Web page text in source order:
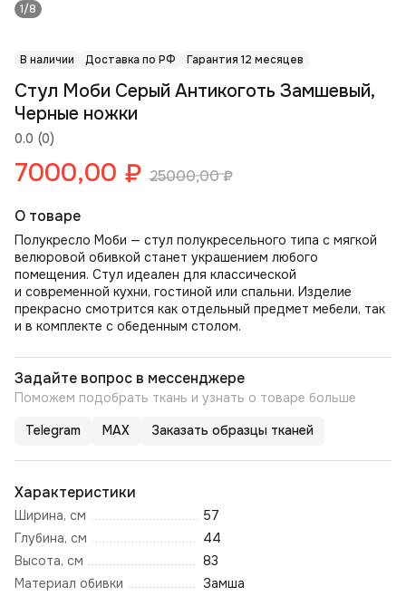
1/8
В наличии Доставка по РФ Гарантия 12 месяцев
0.0 (0)
Стул Моби Серый Антикоготь Замшевый,
Черные ножки
7000,00 ₽ 25000,00₽
О товаре
Полукресло Моби — стул полукресельного типа с мягкой
велюровой обивкой станет украшением любого
помещения. Стул идеален для классической
и современной кухни, гостиной или спальни. Изделие
прекрасно смотрится как отдельный предмет мебели, так
и в комплекте с обеденным столом.
Задайте вопрос в мессенджере
Поможем подобрать ткань и узнать о товаре больше
Telegram MAX Заказать образцы тканей
Характеристики
Ширина, см
57
Глубина, см
44
Высота, см
83
Материал обивки
Замша